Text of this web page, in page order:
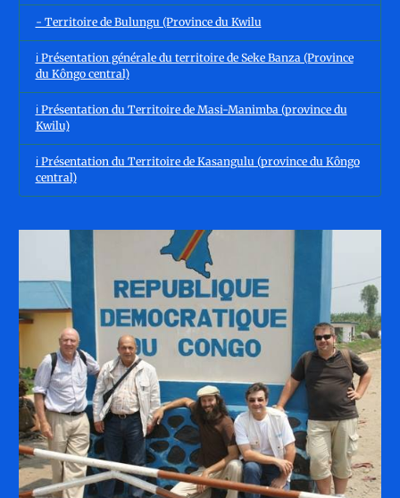
- Territoire de Bulungu (Province du Kwilu
ℹ️ Présentation générale du territoire de Seke Banza (Province
du Kôngo central)
ℹ️ Présentation du Territoire de Masi-Manimba (province du
Kwilu)
ℹ️ Présentation du Territoire de Kasangulu (province du Kôngo
central)